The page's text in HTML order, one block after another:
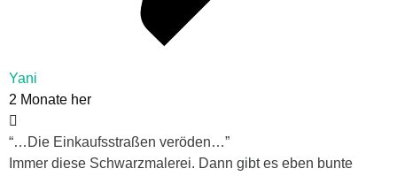
Yani
2 Monate her
“… Die Einkaufsstraßen veröden…”
Immer diese Schwarzmalerei. Dann gibt es eben bunte